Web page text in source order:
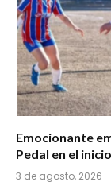
Emocionante
Pedal en el
3 de agosto, 2026